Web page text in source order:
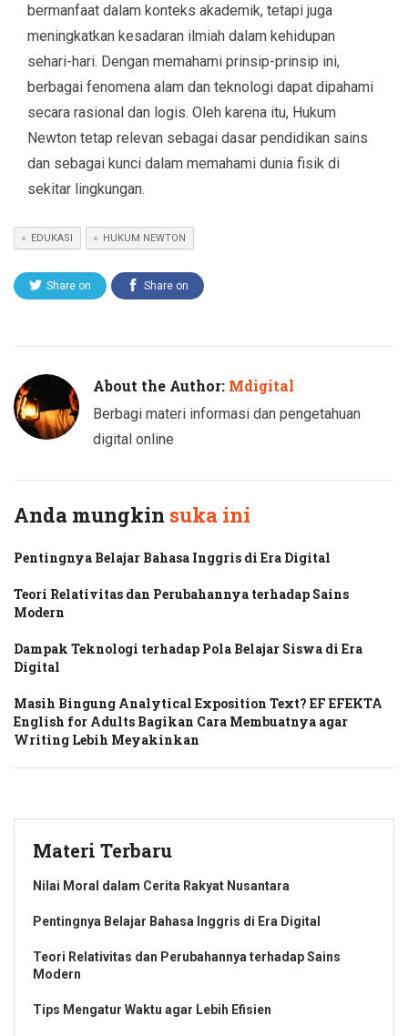
bermanfaat dalam konteks akademik, tetapi juga
meningkatkan kesadaran ilmiah dalam kehidupan
sehari-hari. Dengan memahami prinsip-prinsip ini,
berbagai fenomena alam dan teknologi dapat dipahami
secara rasional dan logis. Oleh karena itu, Hukum
Newton tetap relevan sebagai dasar pendidikan sains
dan sebagai kunci dalam memahami dunia fisik di
sekitar lingkungan.
EDUKASI HUKUM NEWTON
Share on Share on
About the Author: Mdigital
Berbagi materi informasi dan pengetahuan
digital online
Anda mungkin suka ini
Pentingnya Belajar Bahasa Inggris di Era Digital
Teori Relativitas dan Perubahannya terhadap Sains
Modern
Dampak Teknologi terhadap Pola Belajar Siswa di Era
Digital
Masih Bingung Analytical Exposition Text? EF EFEKTA
English for Adults Bagikan Cara Membuatnya agar
Writing Lebih Meyakinkan
Materi Terbaru
Nilai Moral dalam Cerita Rakyat Nusantara
Pentingnya Belajar Bahasa Inggris di Era Digital
Teori Relativitas dan Perubahannya terhadap Sains
Modern
Tips Mengatur Waktu agar Lebih Efisien